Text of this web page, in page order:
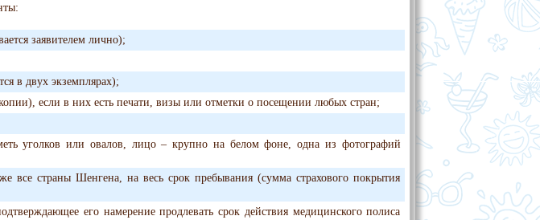
заявителем лично);
в двух экземплярах);
если в них есть печати, визы или отметки о посещении любых стран;
уголков или овалов, лицо – крупно на белом фоне, одна из фотографий
страны Шенгена, на весь срок пребывания (сумма страхового покрытия
его намерение продлевать срок действия медицинского полиса